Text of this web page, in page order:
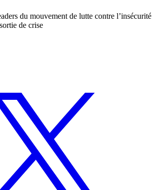
du mouvement de lutte contre l’insécurité
de crise